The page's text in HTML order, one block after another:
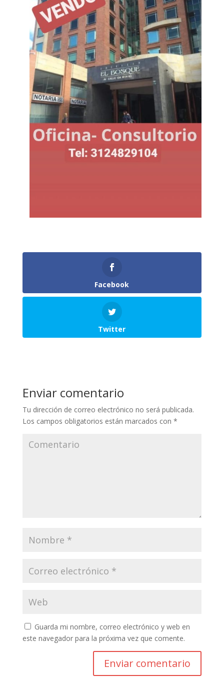
Facebook
Twitter
Enviar comentario
Tu dirección de correo electrónico no será publicada.
Los campos obligatorios están marcados con *
Guarda mi nombre, correo electrónico y web en
este navegador para la próxima vez que comente.